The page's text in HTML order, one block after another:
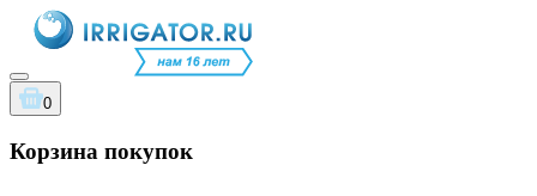
0
Корзина покупок